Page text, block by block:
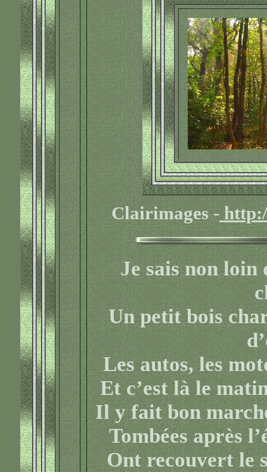
Clairimages -
Je sais non loin
Un petit bois
Les autos, les
Et c’est là le
Il y fait bon
Tombées après
Ont recouvert le